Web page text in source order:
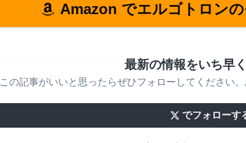
Amazon でエルゴトロン
最新の情報をいち早
この記事がいいと思ったらぜひフォローしてください
でフォローす